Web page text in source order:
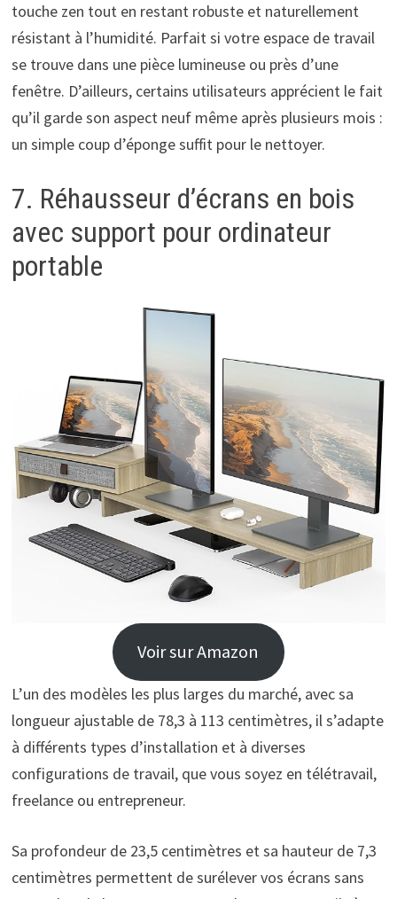
touche zen tout en restant robuste et naturellement
résistant à l’humidité. Parfait si votre espace de travail
se trouve dans une pièce lumineuse ou près d’une
fenêtre. D’ailleurs, certains utilisateurs apprécient le fait
qu’il garde son aspect neuf même après plusieurs mois :
un simple coup d’éponge suffit pour le nettoyer.
7. Réhausseur d’écrans en bois
avec support pour ordinateur
portable
Voir sur Amazon
L’un des modèles les plus larges du marché, avec sa
longueur ajustable de 78,3 à 113 centimètres, il s’adapte
à différents types d’installation et à diverses
configurations de travail, que vous soyez en télétravail,
freelance ou entrepreneur.
Sa profondeur de 23,5 centimètres et sa hauteur de 7,3
centimètres permettent de surélever vos écrans sans